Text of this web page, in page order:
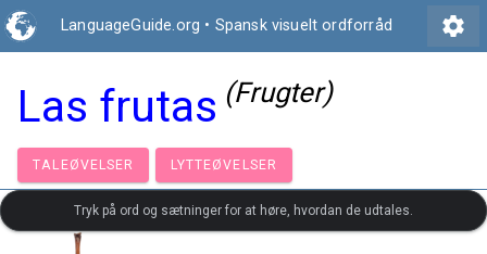
LanguageGuide.org • Spansk visuelt ordforråd settings
Las frutas (Frugter)
TALEØVELSER LYTTEØVELSER
Tryk på ord og sætninger for at høre, hvordan de udtales.